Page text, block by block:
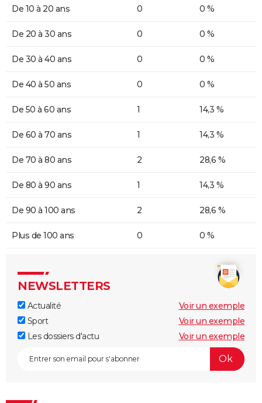
De 10 à 20 ans 0 0 %
De 20 à 30 ans 0 0 %
De 30 à 40 ans 0 0 %
De 40 à 50 ans 0 0 %
De 50 à 60 ans 1 14,3 %
De 60 à 70 ans 1 14,3 %
De 70 à 80 ans 2 28,6 %
De 80 à 90 ans 1 14,3 %
De 90 à 100 ans 2 28,6 %
Plus de 100 ans 0 0 %
NEWSLETTERS
Actualité
Voir un exemple
Sport
Voir un exemple
Les dossiers d'actu
Voir un exemple